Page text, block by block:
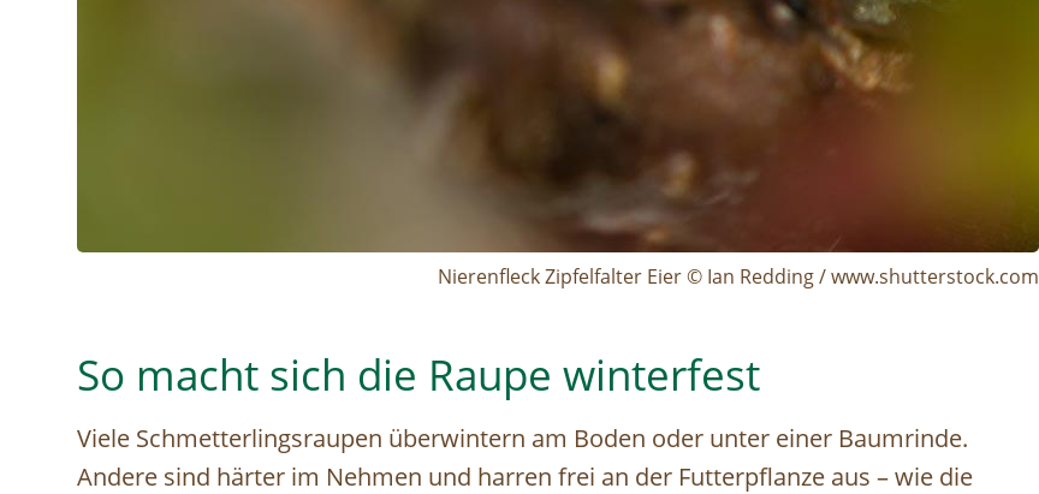
Nierenfleck Zipfelfalter Eier © Ian Redding / www.shutterstock.com
So macht sich die Raupe winterfest
Viele Schmetterlingsraupen überwintern am Boden oder unter einer Baumrinde.
Andere sind härter im Nehmen und harren frei an der Futterpflanze aus – wie die